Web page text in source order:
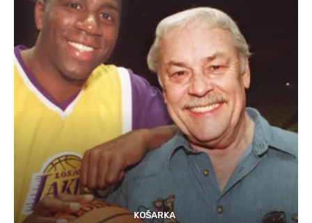
KOŠARKA